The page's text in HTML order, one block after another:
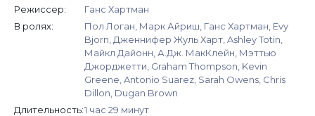
Режиссер:
Ганс Хартман
В ролях:
Пол Логан, Марк Айриш, Ганс Хартман, Evy
Bjorn, Дженнифер Жуль Харт, Ashley Totin,
Майкл Дайонн, А.Дж. МакКлейн, Мэттью
Джорджетти, Graham Thompson, Kevin
Greene, Antonio Suarez, Sarah Owens, Chris
Dillon, Dugan Brown
Длительность:1 час 29 минут